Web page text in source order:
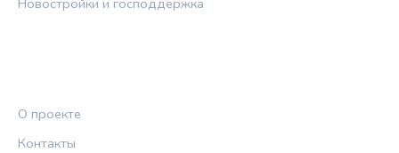
О проекте
Контакты